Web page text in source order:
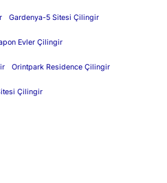
Gardenya-5 Sitesi Çilingir
Evler Çilingir
Orintpark Residence Çilingir
Çilingir